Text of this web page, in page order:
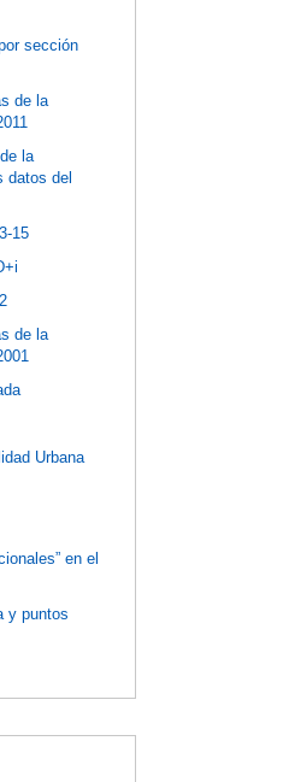
sección
de la
la
datos del
15
de la
Urbana
en el
y puntos